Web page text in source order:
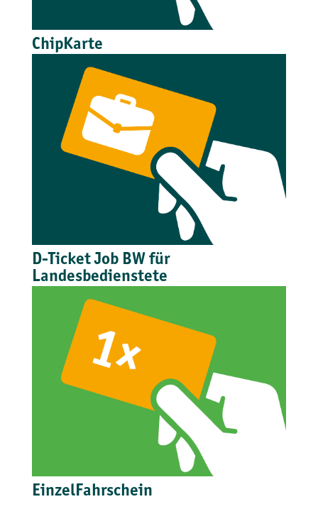
ChipKarte
D-Ticket Job BW für
Landesbedienstete
EinzelFahrschein